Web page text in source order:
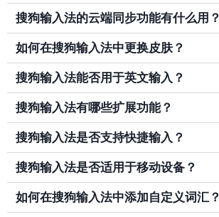
搜狗输入法的云端同步功能有什么用？
如何在搜狗输入法中更换皮肤？
搜狗输入法能否用于英文输入？
搜狗输入法有哪些扩展功能？
搜狗输入法是否支持快捷输入？
搜狗输入法是否适用于移动设备？
如何在搜狗输入法中添加自定义词汇？